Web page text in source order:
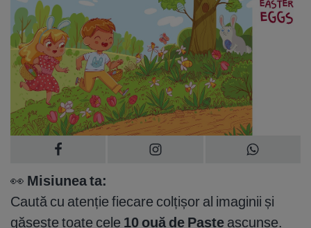
👀 Misiunea ta:
Caută cu atenție fiecare colțișor al imaginii și
găsește toate cele 10 ouă de Paște ascunse.